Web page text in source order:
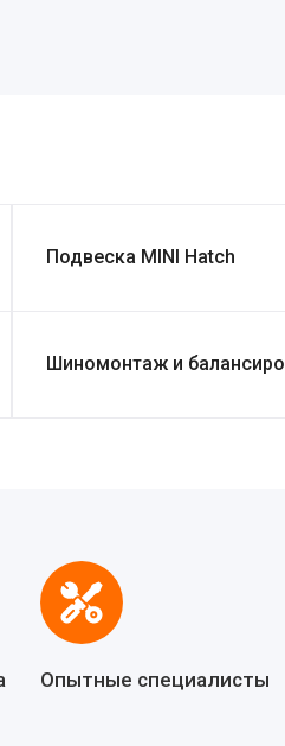
Подвеска MINI Hatch
Шиномонтаж и
Опытные специалисты